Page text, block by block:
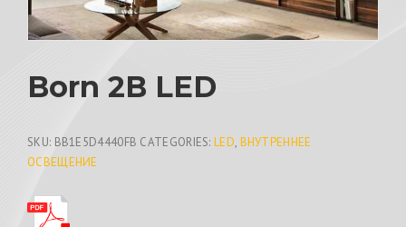
Born 2B LED
SKU: BB1E5D4440FB CATEGORIES:LED, ВНУТРЕННЕЕ
ОСВЕЩЕНИЕ